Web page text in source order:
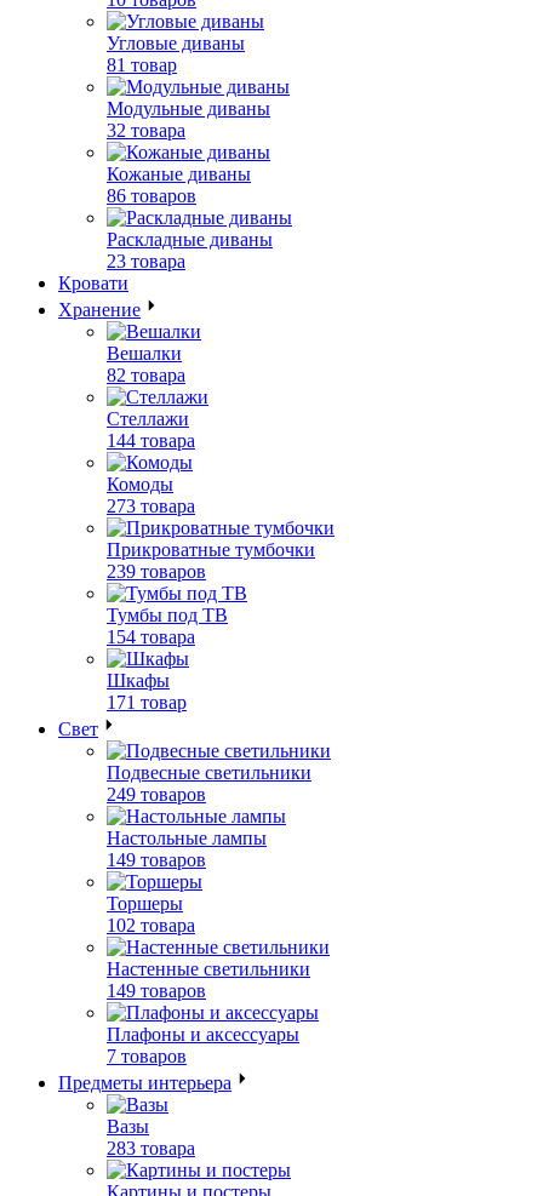
Угловые диваны
81 товар
Модульные диваны
32 товара
Кожаные диваны
86 товаров
Раскладные диваны
23 товара
Кровати
Хранение
Вешалки
82 товара
Стеллажи
144 товара
Комоды
273 товара
Прикроватные тумбочки
239 товаров
Тумбы под ТВ
154 товара
Шкафы
171 товар
Свет
Подвесные светильники
249 товаров
Настольные лампы
149 товаров
Торшеры
102 товара
Настенные светильники
149 товаров
Плафоны и аксессуары
7 товаров
Предметы интерьера
Вазы
283 товара
Картины и постеры